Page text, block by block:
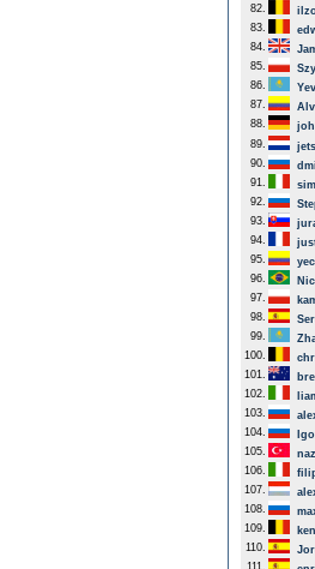
82.
83.
84.
85.
86.
87.
88.
89.
90.
91.
92.
93.
94.
95.
96.
97.
98.
99.
100.
101.
102.
103.
104.
105.
106.
107.
108.
109.
110.